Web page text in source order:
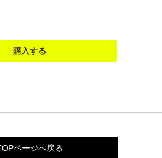
購入する
ページへ戻る